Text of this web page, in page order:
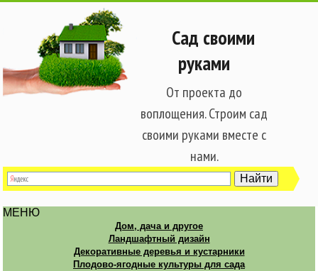
Сад своими
руками
От проекта до
воплощения. Строим сад
своими руками вместе с
нами.
МЕНЮ
Дом, дача и другое
Ландшафтный дизайн
Декоративные деревья и кустарники
Плодово-ягодные культуры для сада